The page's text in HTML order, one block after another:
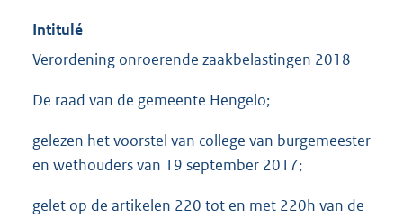
Intitulé
Verordening onroerende zaakbelastingen 2018
De raad van de gemeente Hengelo;
gelezen het voorstel van college van burgemeester
en wethouders van 19 september 2017;
gelet op de artikelen 220 tot en met 220h van de